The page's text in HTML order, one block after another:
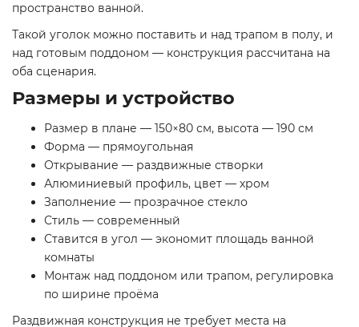
пространство ванной.
Такой уголок можно поставить и над трапом в полу, и
над готовым поддоном — конструкция рассчитана на
оба сценария.
Размеры и устройство
Размер в плане — 150×80 см, высота — 190 см
Форма — прямоугольная
Открывание — раздвижные створки
Алюминиевый профиль, цвет — хром
Заполнение — прозрачное стекло
Стиль — современный
Ставится в угол — экономит площадь ванной
комнаты
Монтаж над поддоном или трапом, регулировка
по ширине проёма
Раздвижная конструкция не требует места на